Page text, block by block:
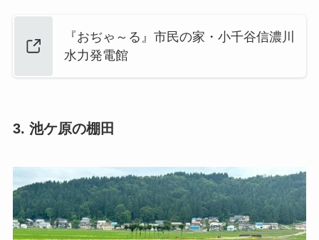
『おぢゃ～る』市民の家・小千谷信濃川
水力発電館
3. 池ケ原の棚田